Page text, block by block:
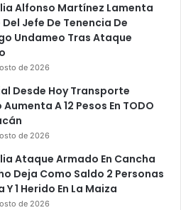
Alfonso Martínez Lamenta
Jefe De Tenencia De
Undameo Tras Ataque
de 2026
Desde Hoy Transporte
A 12 Pesos En TODO
de 2026
Ataque Armado En Cancha
Deja Como Saldo 2 Personas
Y 1 Herido En La Maiza
de 2026